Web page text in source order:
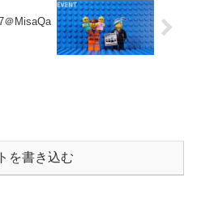
＠MisaQa
を書き込む